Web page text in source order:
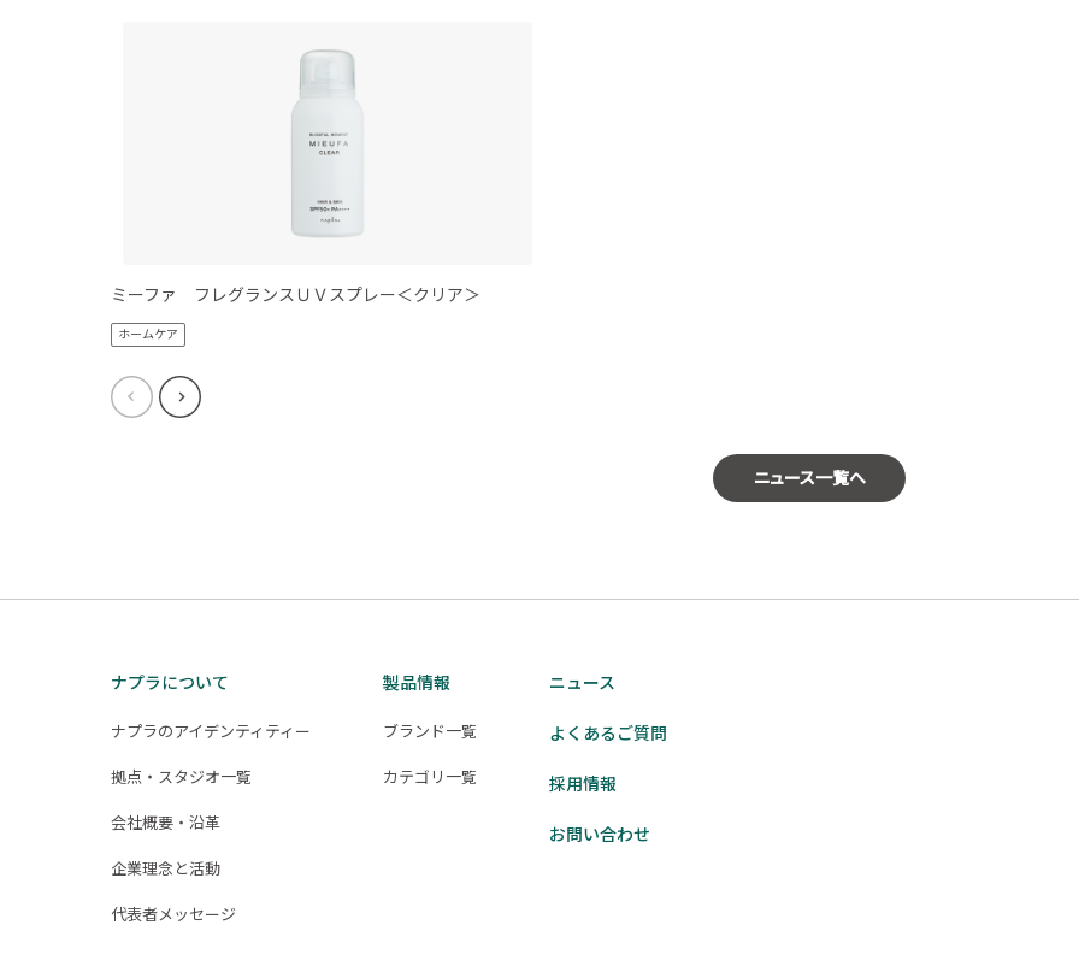
ミーファ フレグランスＵＶスプレー＜クリア＞
ホームケア
ニュース一覧へ
ナプラについて
ナプラのアイデンティティー
拠点・スタジオ一覧
会社概要・沿革
企業理念と活動
代表者メッセージ
製品情報
ブランド一覧
カテゴリ一覧
ニュース
よくあるご質問
採用情報
お問い合わせ